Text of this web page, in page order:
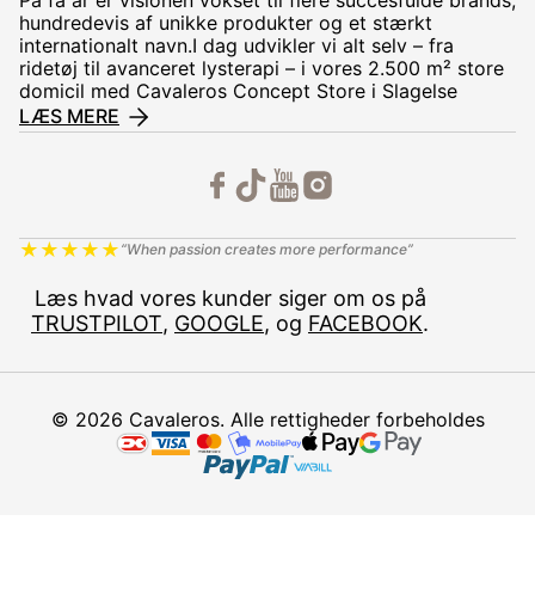
hundredevis af unikke produkter og et stærkt
internationalt navn.I dag udvikler vi alt selv – fra
ridetøj til avanceret lysterapi – i vores 2.500 m² store
domicil med Cavaleros Concept Store i Slagelse
LÆS MERE
★ ★ ★ ★ ★ “When passion creates more performance”
Læs hvad vores kunder siger om os på
TRUSTPILOT, GOOGLE, og FACEBOOK.
© 2026 Cavaleros. Alle rettigheder forbeholdes